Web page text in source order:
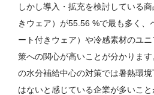
しかし導入・拡充を検討している
きウェア）が55.56 %で最も多く、
ート付きウェア）や冷感素材のユ
策への関心が高いことが分かりま
の水分補給中心の対策では暑熱環
はないと感じている企業が多いこと